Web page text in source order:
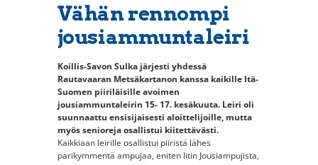
Vähän rennompi
jousiammuntaleiri
Koillis-Savon Sulka järjesti yhdessä
Rautavaaran Metsäkartanon kanssa kaikille Itä-
Suomen piiriläisille avoimen
jousiammuntaleirin 15- 17. kesäkuuta. Leiri oli
suunnaattu ensisijaisesti aloittelijoille, mutta
myös senioreja osallistui kiitettävästi.
Kaikkiaan leirille osallistui piiristä lähes
parikymmentä ampujaa, eniten Iitin Jousiampujista,